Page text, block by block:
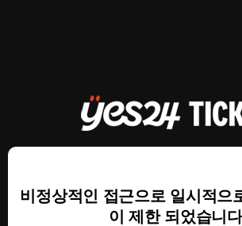
비정상적인 접근으로 일시적으
이 제한 되었습니